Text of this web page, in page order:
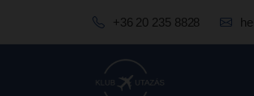
+36 20 235 8828